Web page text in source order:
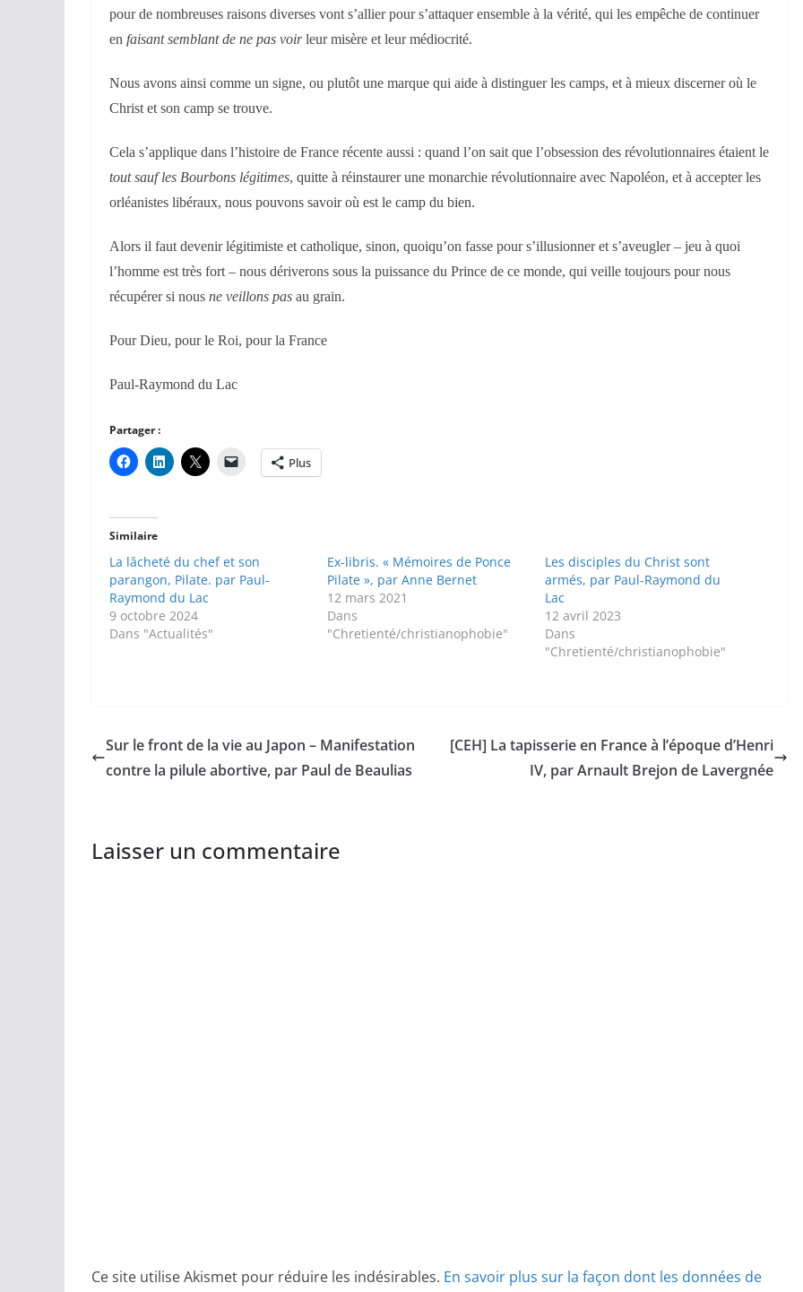
pour de nombreuses raisons diverses vont s’allier pour s’attaquer ensemble à la vérité, qui les empêche de continuer
en faisant semblant de ne pas voirleur misère et leur médiocrité.
Nous avons ainsi comme un signe, ou plutôt une marque qui aide à distinguer les camps, et à mieux discerner où le
Christ et son camp se trouve.
Cela s’applique dans l’histoire de France récente aussi : quand l’on sait que l’obsession des révolutionnaires étaient le
tout sauf les Bourbons légitimes, quitte à réinstaurer une monarchie révolutionnaire avec Napoléon, et à accepter les
orléanistes libéraux, nous pouvons savoir où est le camp du bien.
Alors il faut devenir légitimiste et catholique, sinon, quoiqu’on fasse pour s’illusionner et s’aveugler – jeu à quoi
l’homme est très fort – nous dériverons sous la puissance du Prince de ce monde, qui veille toujours pour nous
récupérer si nous ne veillons pas au grain.
Pour Dieu, pour le Roi, pour la France
Paul-Raymond du Lac
Partager :
Plus
Similaire
La lâcheté du chef et son
parangon, Pilate. par Paul-
Raymond du Lac
9 octobre 2024
Dans "Actualités"
Ex-libris. « Mémoires de Ponce
Pilate », par Anne Bernet
12 mars 2021
Dans
"Chretienté/christianophobie"
Les disciples du Christ sont
armés, par Paul-Raymond du
Lac
12 avril 2023
Dans
"Chretienté/christianophobie"
Sur le front de la vie au Japon – Manifestation
contre la pilule abortive, par Paul de Beaulias
[CEH] La tapisserie en France à l’époque d’Henri
IV, par Arnault Brejon de Lavergnée
Laisser un commentaire
Ce site utilise Akismet pour réduire les indésirables. En savoir plus sur la façon dont les données de